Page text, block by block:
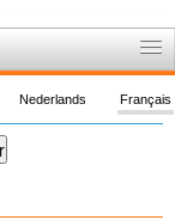
Français
Nederlands